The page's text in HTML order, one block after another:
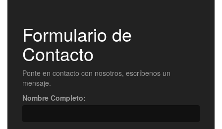
Formulario de
Contacto
Ponte en contacto con nosotros, escríbenos un
mensaje.
Nombre Completo: